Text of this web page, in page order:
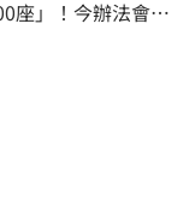
座」！今辦法會安